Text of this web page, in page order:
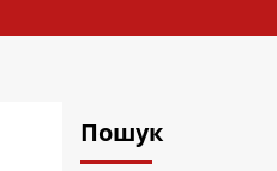
Пошук